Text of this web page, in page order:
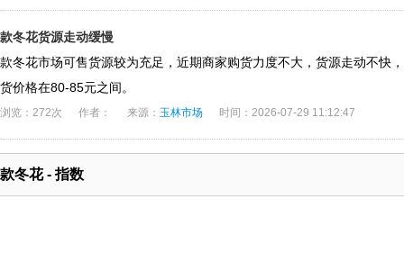
款冬花货源走动缓慢
款冬花市场可售货源较为充足，近期商家购货力度不大，货源走动不快
货价格在80-85元之间。
浏览：272次 作者： 来源： 玉林市场 时间：2026-07-29 11:12:47
款冬花 - 指数